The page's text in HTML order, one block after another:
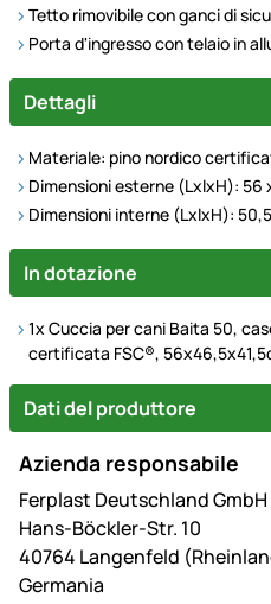
Tetto rimovibile con ganci di
Porta d'ingresso con telaio in
Dettagli
Materiale: pino nordico
Dimensioni esterne (LxlxH): 56
Dimensioni interne (LxlxH):
In dotazione
1x Cuccia per cani Baita 50,
certificata FSC®,
Dati del produttore
Azienda responsabile
Ferplast Deutschland GmbH
Hans-Böckler-Str. 10
40764 Langenfeld
Germania